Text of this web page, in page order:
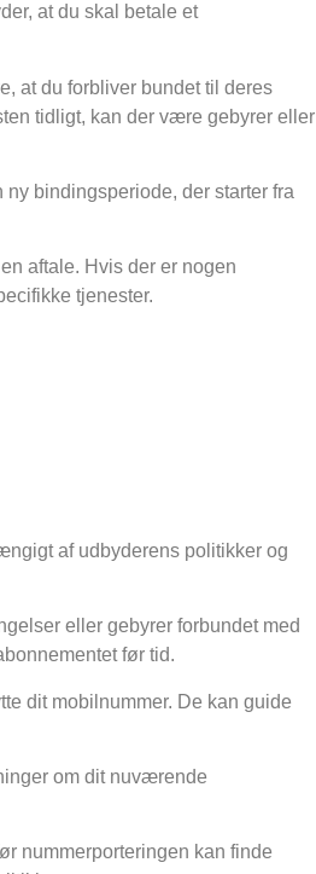
at du skal betale et
at du forbliver bundet til deres
tidligt, kan der være gebyrer eller
bindingsperiode, der starter fra
aftale. Hvis der er nogen
tjenester.
af udbyderens politikker og
eller gebyrer forbundet med
før tid.
dit mobilnummer. De kan guide
om dit nuværende
nummerporteringen kan finde